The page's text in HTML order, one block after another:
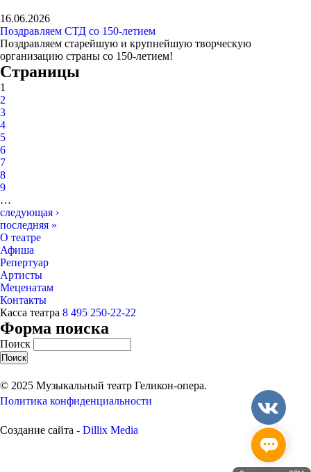
16.06.2026
Поздравляем СТД со 150-летием
Поздравляем старейшую и крупнейшую творческую
организацию страны со 150-летием!
Страницы
1
2
3
4
5
6
7
8
9
…
следующая ›
последняя »
О театре
Афиша
Репертуар
Артисты
Меценатам
Контакты
Касса театра 8 495 250-22-22
Форма поиска
Поиск
© 2025 Музыкальный театр Геликон-опера.
Политика конфиденциальности
Создание сайта - Dillix Media